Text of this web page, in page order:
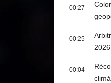
00:27
00:25
2026
00:04